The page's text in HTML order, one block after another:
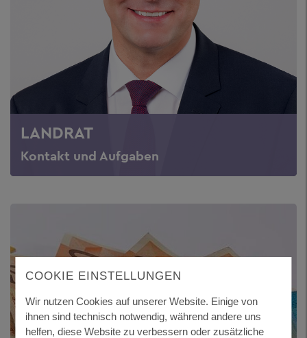
LANDRAT
Kontakt und Aufgaben
COOKIE EINSTELLUNGEN
Wir nutzen Cookies auf unserer Website. Einige von
ihnen sind technisch notwendig, während andere uns
helfen, diese Website zu verbessern oder zusätzliche